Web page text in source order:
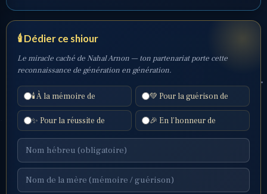
🕯️ Dédier ce shiour
Le miracle caché de Nahal Arnon — ton partenariat porte cette
reconnaissance de génération en génération.
🕯️ À la mémoire de 💚 Pour la guérison de
✨ Pour la réussite de 🎉 En l’honneur de